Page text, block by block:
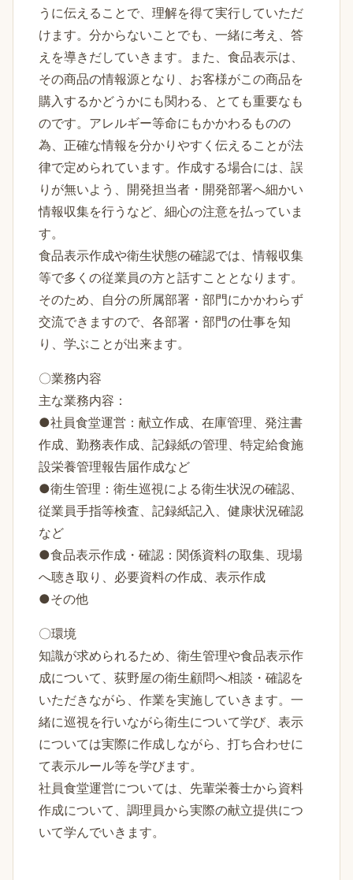
うに伝えることで、理解を得て実行していただ
けます。分からないことでも、一緒に考え、答
えを導きだしていきます。また、食品表示は、
その商品の情報源となり、お客様がこの商品を
購入するかどうかにも関わる、とても重要なも
のです。アレルギー等命にもかかわるものの
為、正確な情報を分かりやすく伝えることが法
律で定められています。作成する場合には、誤
りが無いよう、開発担当者・開発部署へ細かい
情報収集を行うなど、細心の注意を払っていま
す。
食品表示作成や衛生状態の確認では、情報収集
等で多くの従業員の方と話すこととなります。
そのため、自分の所属部署・部門にかかわらず
交流できますので、各部署・部門の仕事を知
り、学ぶことが出来ます。
〇業務内容
主な業務内容：
●社員食堂運営：献立作成、在庫管理、発注書
作成、勤務表作成、記録紙の管理、特定給食施
設栄養管理報告届作成など
●衛生管理：衛生巡視による衛生状況の確認、
従業員手指等検査、記録紙記入、健康状況確認
など
●食品表示作成・確認：関係資料の取集、現場
へ聴き取り、必要資料の作成、表示作成
●その他
〇環境
知識が求められるため、衛生管理や食品表示作
成について、荻野屋の衛生顧問へ相談・確認を
いただきながら、作業を実施していきます。一
緒に巡視を行いながら衛生について学び、表示
については実際に作成しながら、打ち合わせに
て表示ルール等を学びます。
社員食堂運営については、先輩栄養士から資料
作成について、調理員から実際の献立提供につ
いて学んでいきます。